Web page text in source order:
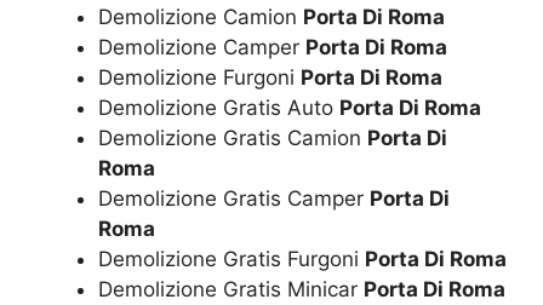
Demolizione Camion Porta Di Roma
Demolizione Camper Porta Di Roma
Demolizione Furgoni Porta Di Roma
Demolizione Gratis Auto Porta Di Roma
Demolizione Gratis Camion Porta Di
Roma
Demolizione Gratis Camper Porta Di
Roma
Demolizione Gratis Furgoni Porta Di Roma
Demolizione Gratis Minicar Porta Di Roma